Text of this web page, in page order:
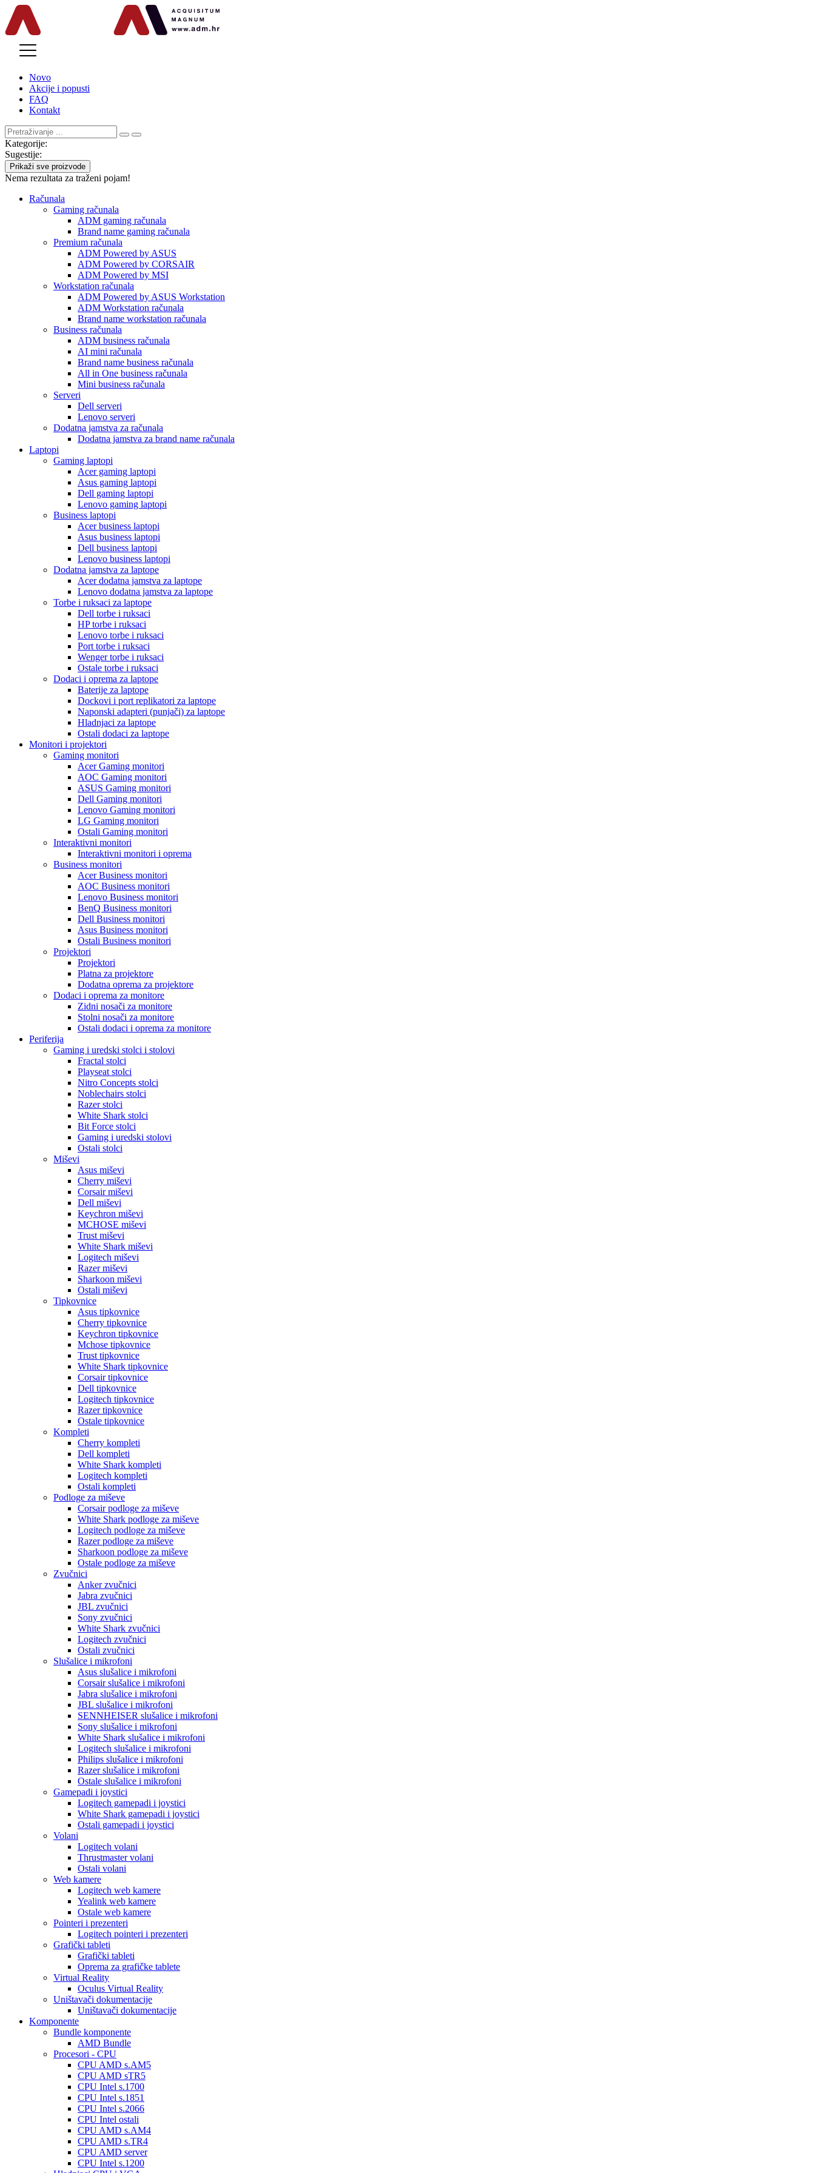
Novo
Akcije i popusti
FAQ
Kontakt
Kategorije:
Sugestije:
Prikaži sve proizvode
Nema rezultata za traženi pojam!
Računala
Gaming računala
ADM gaming računala
Brand name gaming računala
Premium računala
ADM Powered by ASUS
ADM Powered by CORSAIR
ADM Powered by MSI
Workstation računala
ADM Powered by ASUS Workstation
ADM Workstation računala
Brand name workstation računala
Business računala
ADM business računala
AI mini računala
Brand name business računala
All in One business računala
Mini business računala
Serveri
Dell serveri
Lenovo serveri
Dodatna jamstva za računala
Dodatna jamstva za brand name računala
Laptopi
Gaming laptopi
Acer gaming laptopi
Asus gaming laptopi
Dell gaming laptopi
Lenovo gaming laptopi
Business laptopi
Acer business laptopi
Asus business laptopi
Dell business laptopi
Lenovo business laptopi
Dodatna jamstva za laptope
Acer dodatna jamstva za laptope
Lenovo dodatna jamstva za laptope
Torbe i ruksaci za laptope
Dell torbe i ruksaci
HP torbe i ruksaci
Lenovo torbe i ruksaci
Port torbe i ruksaci
Wenger torbe i ruksaci
Ostale torbe i ruksaci
Dodaci i oprema za laptope
Baterije za laptope
Dockovi i port replikatori za laptope
Naponski adapteri (punjači) za laptope
Hladnjaci za laptope
Ostali dodaci za laptope
Monitori i projektori
Gaming monitori
Acer Gaming monitori
AOC Gaming monitori
ASUS Gaming monitori
Dell Gaming monitori
Lenovo Gaming monitori
LG Gaming monitori
Ostali Gaming monitori
Interaktivni monitori
Interaktivni monitori i oprema
Business monitori
Acer Business monitori
AOC Business monitori
Lenovo Business monitori
BenQ Business monitori
Dell Business monitori
Asus Business monitori
Ostali Business monitori
Projektori
Projektori
Platna za projektore
Dodatna oprema za projektore
Dodaci i oprema za monitore
Zidni nosači za monitore
Stolni nosači za monitore
Ostali dodaci i oprema za monitore
Periferija
Gaming i uredski stolci i stolovi
Fractal stolci
Playseat stolci
Nitro Concepts stolci
Noblechairs stolci
Razer stolci
White Shark stolci
Bit Force stolci
Gaming i uredski stolovi
Ostali stolci
Miševi
Asus miševi
Cherry miševi
Corsair miševi
Dell miševi
Keychron miševi
MCHOSE miševi
Trust miševi
White Shark miševi
Logitech miševi
Razer miševi
Sharkoon miševi
Ostali miševi
Tipkovnice
Asus tipkovnice
Cherry tipkovnice
Keychron tipkovnice
Mchose tipkovnice
Trust tipkovnice
White Shark tipkovnice
Corsair tipkovnice
Dell tipkovnice
Logitech tipkovnice
Razer tipkovnice
Ostale tipkovnice
Kompleti
Cherry kompleti
Dell kompleti
White Shark kompleti
Logitech kompleti
Ostali kompleti
Podloge za miševe
Corsair podloge za miševe
White Shark podloge za miševe
Logitech podloge za miševe
Razer podloge za miševe
Sharkoon podloge za miševe
Ostale podloge za miševe
Zvučnici
Anker zvučnici
Jabra zvučnici
JBL zvučnici
Sony zvučnici
White Shark zvučnici
Logitech zvučnici
Ostali zvučnici
Slušalice i mikrofoni
Asus slušalice i mikrofoni
Corsair slušalice i mikrofoni
Jabra slušalice i mikrofoni
JBL slušalice i mikrofoni
SENNHEISER slušalice i mikrofoni
Sony slušalice i mikrofoni
White Shark slušalice i mikrofoni
Logitech slušalice i mikrofoni
Philips slušalice i mikrofoni
Razer slušalice i mikrofoni
Ostale slušalice i mikrofoni
Gamepadi i joystici
Logitech gamepadi i joystici
White Shark gamepadi i joystici
Ostali gamepadi i joystici
Volani
Logitech volani
Thrustmaster volani
Ostali volani
Web kamere
Logitech web kamere
Yealink web kamere
Ostale web kamere
Pointeri i prezenteri
Logitech pointeri i prezenteri
Grafički tableti
Grafički tableti
Oprema za grafičke tablete
Virtual Reality
Oculus Virtual Reality
Uništavači dokumentacije
Uništavači dokumentacije
Komponente
Bundle komponente
AMD Bundle
Procesori - CPU
CPU AMD s.AM5
CPU AMD sTR5
CPU Intel s.1700
CPU Intel s.1851
CPU Intel s.2066
CPU Intel ostali
CPU AMD s.AM4
CPU AMD s.TR4
CPU AMD server
CPU Intel s.1200